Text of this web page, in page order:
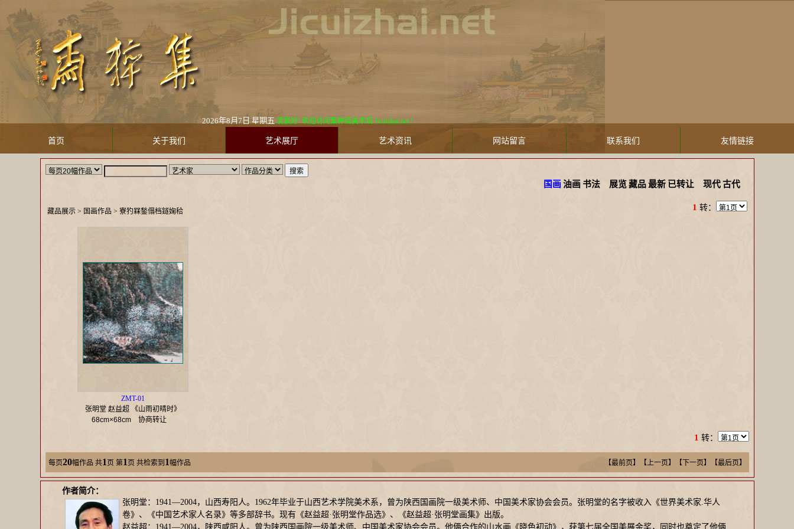
2026年8月7日 星期五 凌晨好! 欢迎访问集粹斋美术馆 Jicuizhai.net !
首页 关于我们 艺术展厅 艺术资讯 网站留言 联系我们 友情链接
国画 油画 书法 展览 藏品 最新 已转让 现代 古代
藏品展示> 国画作品 > 寮犳槑鍫傝档鐩婅秴 1 转：
ZMT-01
张明堂 赵益超 《山雨初晴时》
68cm×68cm 协商转让
1 转：
每页20幅作品 共1 页 第1 页 共检索到 1幅作品 【最前页】【上一页】 【下一页】【最后页】
作者简介：
张明堂：1941—2004，山西寿阳人。1962年毕业于山西艺术学院美术系，曾为陕西国画院一级美术师、中国美术家协会会员。张明堂的名字被收入《世界美术家.华人
卷》、《中国艺术家人名录》等多部辞书。现有《赵益超·张明堂作品选》、《赵益超·张明堂画集》出版。
赵益超：1941—2004，陕西咸阳人。曾为陕西国画院一级美术师、中国美术家协会会员。他俩合作的山水画《晓色初动》，获第七届全国美展金奖，同时也奠定了他俩